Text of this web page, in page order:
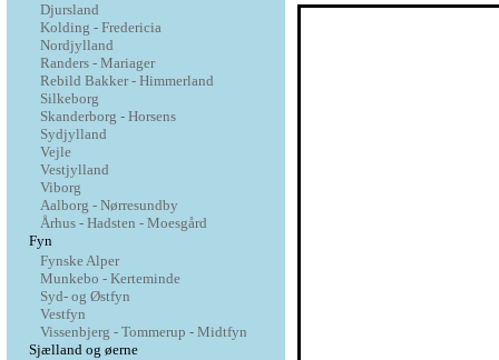
Djursland
Kolding - Fredericia
Nordjylland
Randers - Mariager
Rebild Bakker - Himmerland
Silkeborg
Skanderborg - Horsens
Sydjylland
Vejle
Vestjylland
Viborg
Aalborg - Nørresundby
Århus - Hadsten - Moesgård
Fyn
Fynske Alper
Munkebo - Kerteminde
Syd- og Østfyn
Vestfyn
Vissenbjerg - Tommerup - Midtfyn
Sjælland og øerne